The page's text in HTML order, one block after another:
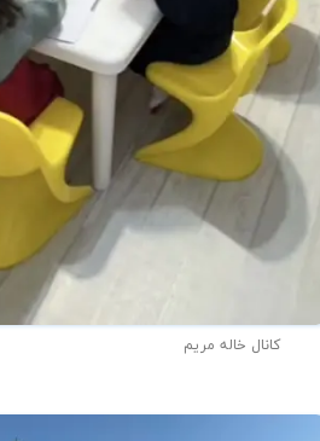
کانال خاله مریم